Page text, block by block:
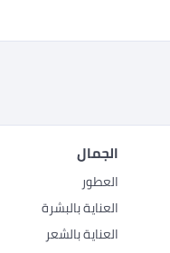
الجمال
العطور
العناية بالبشرة
العناية بالشعر